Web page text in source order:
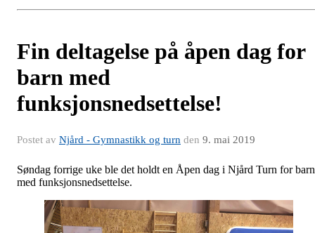
Fin deltagelse på åpen dag for
barn med
funksjonsnedsettelse!
Postet av Njård - Gymnastikk og turn den 9. mai 2019
Søndag forrige uke ble det holdt en Åpen dag i Njård Turn for barn
med funksjonsnedsettelse.